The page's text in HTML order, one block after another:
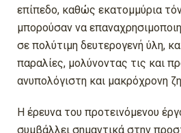
επίπεδο, καθώς εκατομμύρια
μπορούσαν να
σε πολύτιμη δευτερογενή ύλη,
παραλίες, μολύνοντας τις και
ανυπολόγιστη και μακρόχρονη
Η έρευνα του προτεινόμενου
συμβάλλει σημαντικά στην